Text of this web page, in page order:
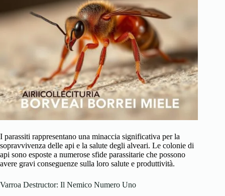
I parassiti rappresentano una minaccia significativa per la
sopravvivenza delle api e la salute degli alveari. Le colonie di
api sono esposte a numerose sfide parassitarie che possono
avere gravi conseguenze sulla loro salute e produttività.
Varroa Destructor: Il Nemico Numero Uno